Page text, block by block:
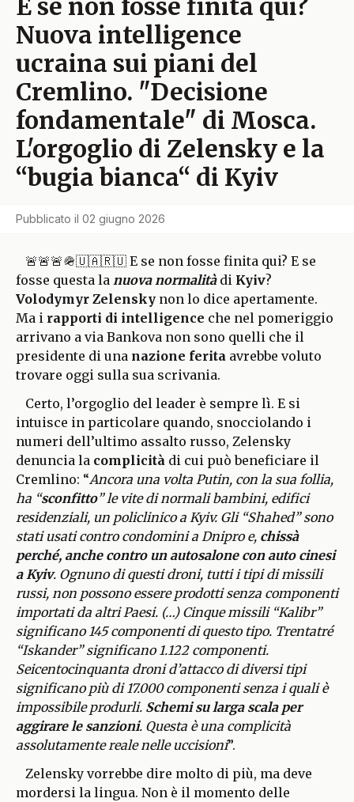
E se non fosse finita qui?
Nuova intelligence
ucraina sui piani del
Cremlino. "Decisione
fondamentale" di Mosca.
L'orgoglio di Zelensky e la
“bugia bianca“ di Kyiv
Pubblicato il 02 giugno 2026
🚨🚨🚨🪖🇺🇦🇷🇺 E se non fosse finita qui? E se
fosse questa la nuova normalitàdi Kyiv?
Volodymyr Zelensky non lo dice apertamente.
Ma i rapporti di intelligence che nel pomeriggio
arrivano a via Bankova non sono quelli che il
presidente di una nazione ferita avrebbe voluto
trovare oggi sulla sua scrivania.
Certo, l’orgoglio del leader è sempre lì. E si
intuisce in particolare quando, snocciolando i
numeri dell’ultimo assalto russo, Zelensky
denuncia la complicità di cui può beneficiare il
Cremlino: “Ancora una volta Putin, con la sua follia,
ha “sconfitto” le vite di normali bambini, edifici
residenziali, un policlinico a Kyiv. Gli “Shahed” sono
stati usati contro condomini a Dnipro e, chissà
perché, anche contro un autosalone con auto cinesi
a Kyiv. Ognuno di questi droni, tutti i tipi di missili
russi, non possono essere prodotti senza componenti
importati da altri Paesi. (…) Cinque missili “Kalibr”
significano 145 componenti di questo tipo. Trentatré
“Iskander” significano 1.122 componenti.
Seicentocinquanta droni d’attacco di diversi tipi
significano più di 17.000 componenti senza i quali è
impossibile produrli. Schemi su larga scala per
aggirare le sanzioni. Questa è una complicità
assolutamente reale nelle uccisioni”.
Zelensky vorrebbe dire molto di più, ma deve
mordersi la lingua. Non è il momento delle